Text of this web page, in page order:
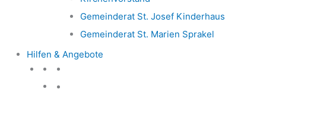
Gemeinderat St. Josef Kinderhaus
Gemeinderat St. Marien Sprakel
Hilfen & Angebote